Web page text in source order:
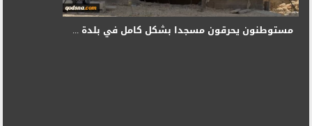
مستوطنون يحرقون مسجدا بشكل كامل في بلدة قصرة في نابلس.